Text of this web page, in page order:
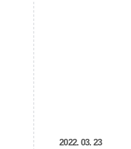
2022. 03. 23